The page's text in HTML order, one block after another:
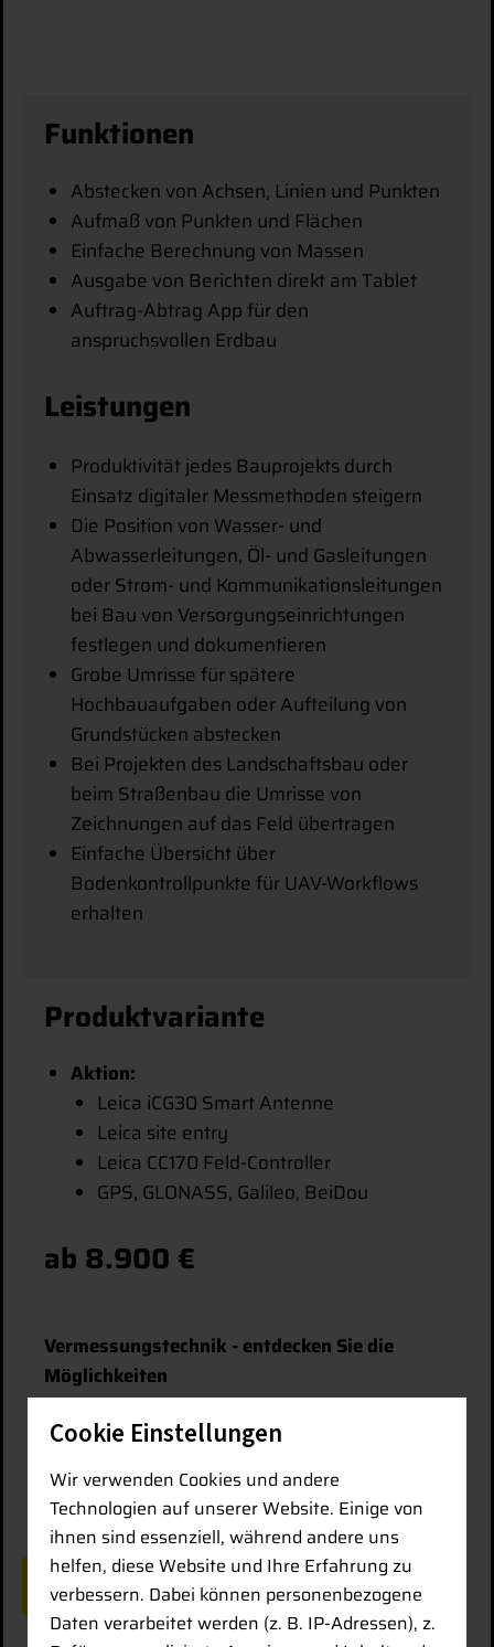
Funktionen
Abstecken von Achsen, Linien und Punkten
Aufmaß von Punkten und Flächen
Einfache Berechnung von Massen
Ausgabe von Berichten direkt am Tablet
Auftrag-Abtrag App für den
anspruchsvollen Erdbau
Leistungen
Produktivität jedes Bauprojekts durch
Einsatz digitaler Messmethoden steigern
Die Position von Wasser- und
Abwasserleitungen, Öl- und Gasleitungen
oder Strom- und Kommunikationsleitungen
bei Bau von Versorgungseinrichtungen
festlegen und dokumentieren
Grobe Umrisse für spätere
Hochbauaufgaben oder Aufteilung von
Grundstücken abstecken
Bei Projekten des Landschaftsbau oder
beim Straßenbau die Umrisse von
Zeichnungen auf das Feld übertragen
Einfache Übersicht über
Bodenkontrollpunkte für UAV-Workflows
erhalten
Produktvariante
Aktion:
Leica iCG30 Smart Antenne
Leica site entry
Leica CC170 Feld-Controller
GPS, GLONASS, Galileo, BeiDou
ab 8.900 €
Vermessungstechnik - entdecken Sie die
Möglichkeiten
ZUM PDF DOWNLOAD
ZURÜCK ZUR PRODUKTÜBERSICHT
Cookie Einstellungen
Wir verwenden Cookies und andere
Technologien auf unserer Website. Einige von
ihnen sind essenziell, während andere uns
helfen, diese Website und Ihre Erfahrung zu
verbessern. Dabei können personenbezogene
Daten verarbeitet werden (z. B. IP-Adressen), z.